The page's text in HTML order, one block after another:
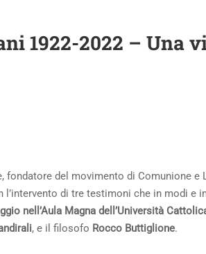
1922-2022 – Una
fondatore del movimento di Comunione e
di tre testimoni che in modi e
nell’Aula Magna dell’Università
, e il filosofo Rocco Buttiglione.